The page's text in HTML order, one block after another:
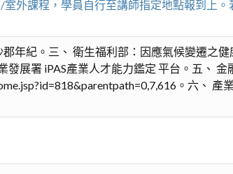
外課程，學員自行至講師指定地點報到上
年紀。三、 衛生福利部：因應氣候變遷之
展署 iPAS產業人才能力鑑定 平台。五、 金
。六、 產